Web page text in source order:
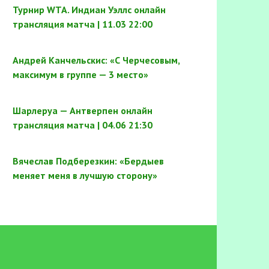
Турнир WTA. Индиан Уэллс онлайн
трансляция матча | 11.03 22:00
Андрей Канчельскис: «С Черчесовым,
максимум в группе — 3 место»
Шарлеруа — Антверпен онлайн
трансляция матча | 04.06 21:30
Вячеслав Подберезкин: «Бердыев
меняет меня в лучшую сторону»